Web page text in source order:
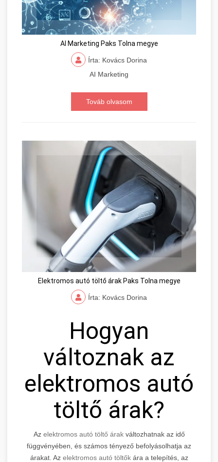
AI Marketing Paks Tolna megye
Írta: Kovács Dorina
AI Marketing
Továb olvasom
Elektromos autó töltő árak Paks Tolna megye
Írta: Kovács Dorina
Hogyan
változnak az
elektromos autó
töltő árak?
Az elektromos autó töltő árakváltozhatnak az idő
függvényében, és számos tényező befolyásolhatja az
árakat. Az elektromos autó töltőkára a telepítés, az